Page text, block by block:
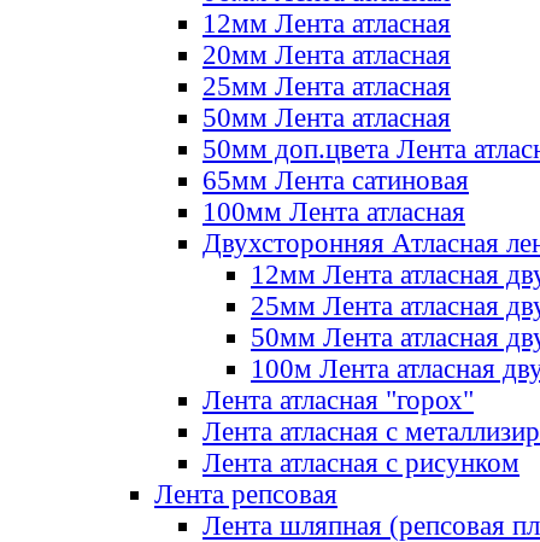
12мм Лента атласная
20мм Лента атласная
25мм Лента атласная
50мм Лента атласная
50мм доп.цвета Лента
65мм Лента сатиновая
100мм Лента атласная
Двухсторонняя Атласная
12мм Лента атласная
25мм Лента атласная
50мм Лента атласная
100м Лента атласная
Лента атласная "горох"
Лента атласная с
Лента атласная с рисунком
Лента репсовая
Лента шляпная (репсовая